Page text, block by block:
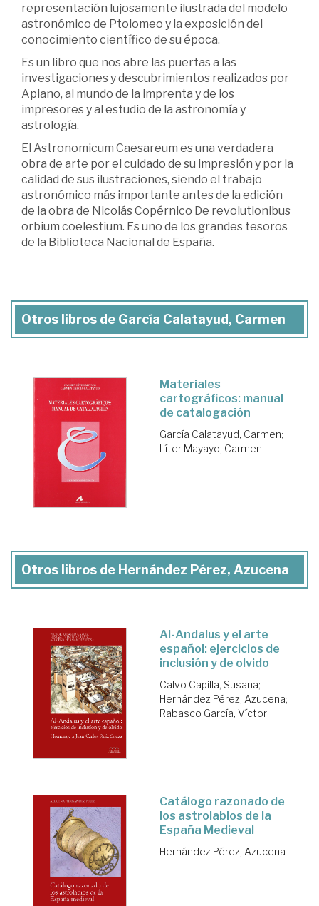
representación lujosamente ilustrada del modelo
astronómico de Ptolomeo y la exposición del
conocimiento científico de su época.
Es un libro que nos abre las puertas a las
investigaciones y descubrimientos realizados por
Apiano, al mundo de la imprenta y de los
impresores y al estudio de la astronomía y
astrología.
El Astronomicum Caesareum es una verdadera
obra de arte por el cuidado de su impresión y por la
calidad de sus ilustraciones, siendo el trabajo
astronómico más importante antes de la edición
de la obra de Nicolás Copérnico De revolutionibus
orbium coelestium. Es uno de los grandes tesoros
de la Biblioteca Nacional de España.
Otros libros de García Calatayud, Carmen
Materiales
cartográficos: manual
de catalogación
García Calatayud, Carmen;
Líter Mayayo, Carmen
Otros libros de Hernández Pérez, Azucena
Al-Andalus y el arte
español: ejercicios de
inclusión y de olvido
Calvo Capilla, Susana;
Hernández Pérez, Azucena;
Rabasco García, Víctor
Catálogo razonado de
los astrolabios de la
España Medieval
Hernández Pérez, Azucena